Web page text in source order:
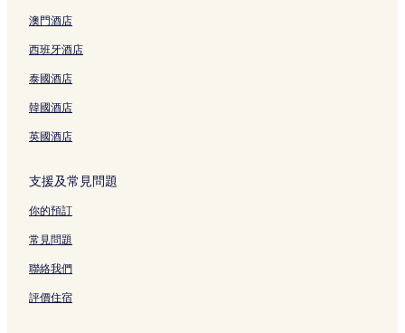
面
面
t
e
n
t
s
頁
面
t
面
a
面
s
W
i
t
h
h
o
u
N
e
a
r
a
t
頁
面
e
p
a
r
t
m
e
s
面
o
s
e
W
i
t
h
r
e
n
頁
面
m
n
t
s
頁
面
頁
B
t
h
S
p
a
頁
m
n
t
s
頁
面
澳門酒店
西班牙酒店
泰國酒店
韓國酒店
英國酒店
支援及常見問題
你的預訂
常見問題
聯絡我們
評價住宿